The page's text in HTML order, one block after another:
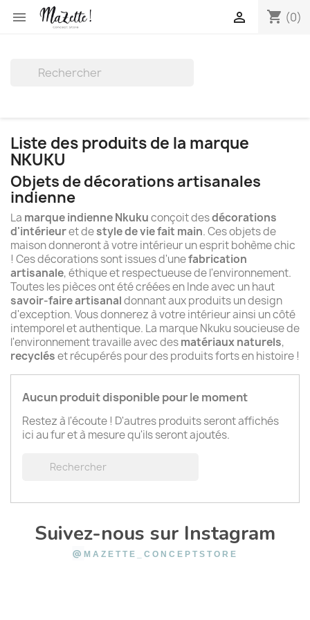
 shopping_cart (0)

Liste des produits de la marque
NKUKU
Objets de décorations artisanales
indienne
La marque indienne Nkukuconçoit desdécorations
d'intérieuret destyle de vie fait main. Ces objets de
maison donneront à votre intérieur un esprit bohème chic
! Ces décorations sont issues d'unefabrication
artisanale, éthique et respectueuse de l'environnement.
Toutes les pièces ont été créées en Inde avec un haut
savoir-faire artisanaldonnant aux produits un design
d'exception. Vous donnerez à votre intérieur ainsi un côté
intemporel et authentique. La marque Nkuku soucieuse de
l'environnement travaille avec desmatériaux naturels,
recycléset récupérés pour des produits forts en histoire !
Aucun produit disponible pour le moment
Restez à l'écoute ! D'autres produits seront affichés
ici au fur et à mesure qu'ils seront ajoutés.
Suivez-nous sur Instagram
@ MAZETTE_CONCEPTSTORE